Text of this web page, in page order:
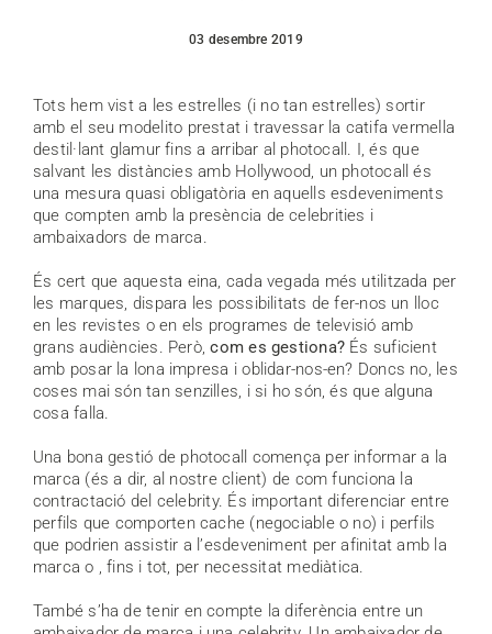
03 desembre 2019
Tots hem vist a les estrelles (i no tan estrelles) sortir
amb el seu modelito prestat i travessar la catifa vermella
destil·lant glamur fins a arribar al photocall. I, és que
salvant les distàncies amb Hollywood, un photocall és
una mesura quasi obligatòria en aquells esdeveniments
que compten amb la presència de celebrities i
ambaixadors de marca.
És cert que aquesta eina, cada vegada més utilitzada per
les marques, dispara les possibilitats de fer-nos un lloc
en les revistes o en els programes de televisió amb
grans audiències. Però,com es gestiona? És suficient
amb posar la lona impresa i oblidar-nos-en? Doncs no, les
coses mai són tan senzilles, i si ho són, és que alguna
cosa falla.
Una bona gestió de photocall comença per informar a la
marca (és a dir, al nostre client) de com funciona la
contractació del celebrity. És important diferenciar entre
perfils que comporten cache (negociable o no) i perfils
que podrien assistir a l’esdeveniment per afinitat amb la
marca o , fins i tot, per necessitat mediàtica.
També s’ha de tenir en compte la diferència entre un